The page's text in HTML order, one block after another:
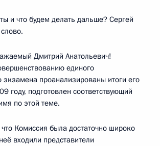
и что будем делать дальше? Сергей
Дмитрий Анатольевич!
единого
экзамена проанализированы итоги его
году, подготовлен соответствующий
по этой теме.
Комиссия была достаточно широко
входили представители